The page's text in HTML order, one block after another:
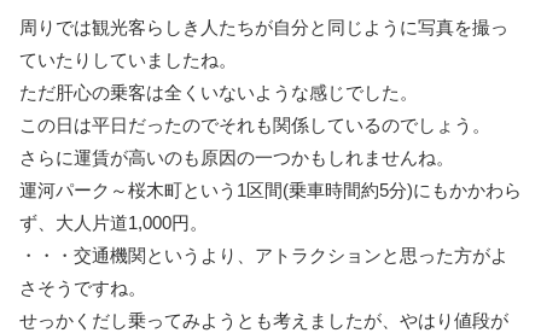
周りでは観光客らしき人たちが自分と同じように写真を撮っ
ていたりしていましたね。
ただ肝心の乗客は全くいないような感じでした。
この日は平日だったのでそれも関係しているのでしょう。
さらに運賃が高いのも原因の一つかもしれませんね。
運河パーク～桜木町という1区間(乗車時間約5分)にもかかわら
ず、大人片道1,000円。
・・・交通機関というより、アトラクションと思った方がよ
さそうですね。
せっかくだし乗ってみようとも考えましたが、やはり値段が